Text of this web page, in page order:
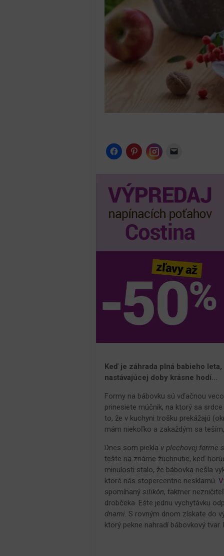
Instagram
Keď je záhrada plná babieho
nastávajúcej doby krásne hodí...
Formy na bábovku sú vďačnou
prinesiete múčnik, na ktorý sa
to, že v kuchyni trošku prekážajú
mám niekoľko a zakaždým sa
Dnes som piekla v plechovej forme
tešte na známe žuchnutie, keď
minulosti stalo, že bábovka nešla
ktoré nás stopercentne nesklamú.
spomínaný silikón, takmer
drobčeka. Ešte jednu vychytávku
dnami. S rovným dnom získate do
ktorý pekne nahradí bábovkový